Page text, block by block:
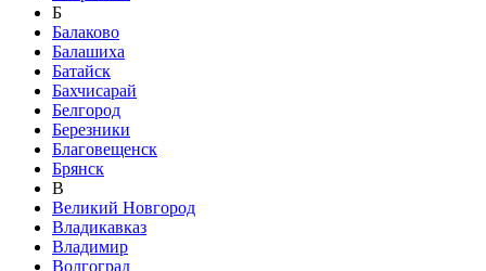
Б
Балаково
Балашиха
Батайск
Бахчисарай
Белгород
Березники
Благовещенск
Брянск
В
Великий Новгород
Владикавказ
Владимир
Волгоград